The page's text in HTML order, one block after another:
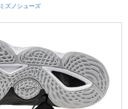
ミズノシューズ